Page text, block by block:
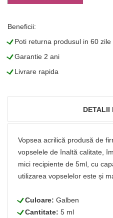
Beneficii:
LPoti returna produsul in 60 zile
LGarantie 2 ani
LLivrare rapida
DETALII
Vopsea acrilică produsă de
vopselele de înaltă calitate,
mici recipiente de 5ml, cu
utilizarea vopselelor este și
LCuloare: Galben
LCantitate: 5 ml